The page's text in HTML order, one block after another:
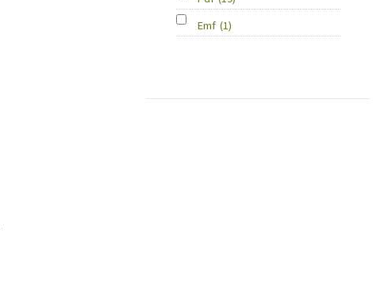
Emf (1)